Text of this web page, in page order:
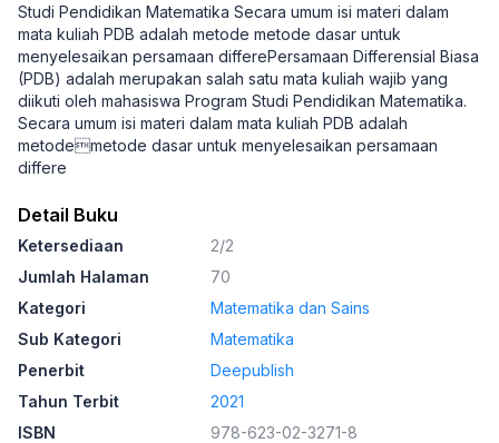
Studi Pendidikan Matematika Secara umum isi materi dalam
mata kuliah PDB adalah metode metode dasar untuk
menyelesaikan persamaan differePersamaan Differensial Biasa
(PDB) adalah merupakan salah satu mata kuliah wajib yang
diikuti oleh mahasiswa Program Studi Pendidikan Matematika.
Secara umum isi materi dalam mata kuliah PDB adalah
metodemetode dasar untuk menyelesaikan persamaan
differe
Detail Buku
Ketersediaan
2/2
Jumlah Halaman
70
Kategori
Matematika dan Sains
Sub Kategori
Matematika
Penerbit
Deepublish
Tahun Terbit
2021
ISBN
978-623-02-3271-8